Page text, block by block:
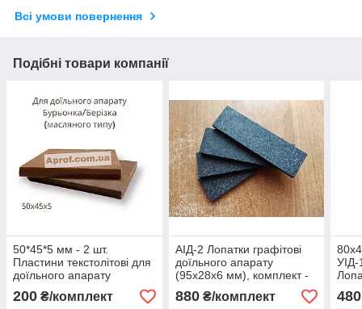
Всі умови повернення
Подібні товари компанії
50*45*5 мм - 2 шт.
Пластини текстолітові для
доїльного апарату
Бурьонка і Берізка
(масляного типу)
200 ₴/комплект
АІД-2 Лопатки графітові
доїльного апарату
(95х28х6 мм), комплект -
4 шт
880₴/комплект 480